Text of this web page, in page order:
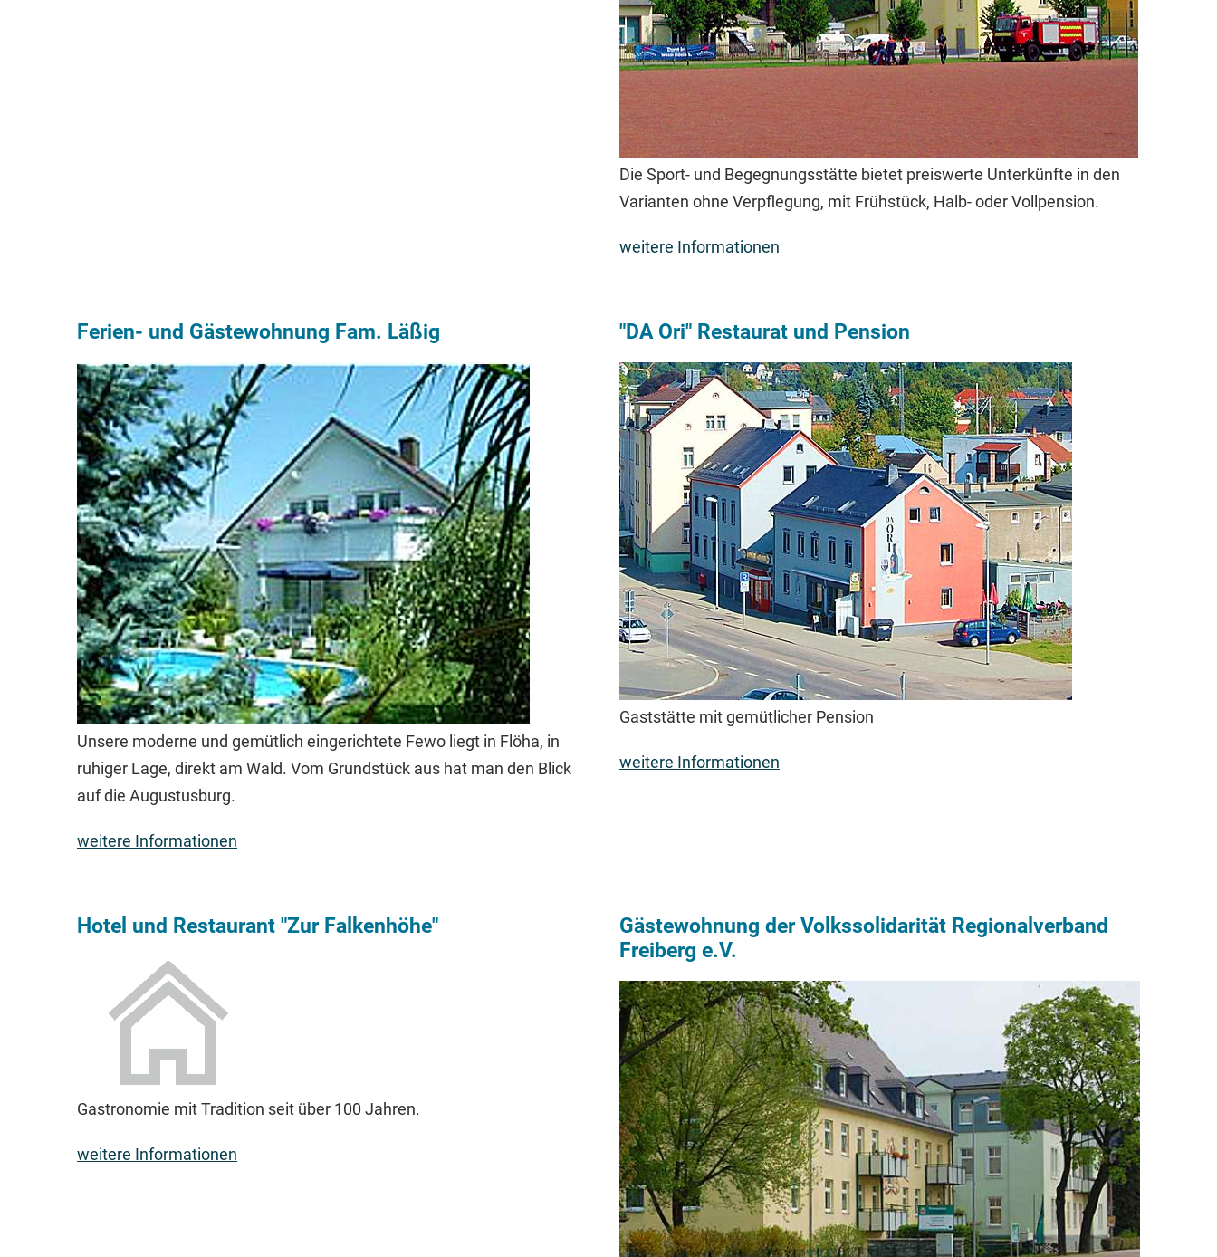
Die Sport- und Begegnungsstätte bietet preiswerte Unterkünfte in den
Varianten ohne Verpflegung, mit Frühstück, Halb- oder Vollpension.
weitere Informationen
Ferien- und Gästewohnung Fam. Läßig
Unsere moderne und gemütlich eingerichtete Fewo liegt in Flöha, in
ruhiger Lage, direkt am Wald. Vom Grundstück aus hat man den Blick
auf die Augustusburg.
weitere Informationen
"DA Ori" Restaurat und Pension
Gaststätte mit gemütlicher Pension
weitere Informationen
Hotel und Restaurant "Zur Falkenhöhe"
Gastronomie mit Tradition seit über 100 Jahren.
weitere Informationen
Gästewohnung der Volkssolidarität Regionalverband
Freiberg e.V.